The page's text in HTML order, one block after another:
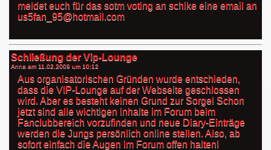
meldet euch für das sotm voting an schike eine email an
us5fan_95@hotmail.com
Schließung der Vip-Lounge
Anna am 11.02.2009 um 10:12
Aus organisatorischen Gründen wurde entschieden,
dass die VIP-Lounge auf der Webseite geschlossen
wird. Aber es besteht keinen Grund zur Sorge! Schon
jetzt sind alle wichtigen Inhalte im Forum beim
Fanclubbereich vorzufinden und neue Diary-Einträge
werden die Jungs persönlich online stellen. Also, ab
sofort einfach die Augen im Forum offen halten!